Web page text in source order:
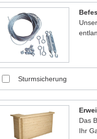
Sturmsicherung
Das
Ihr